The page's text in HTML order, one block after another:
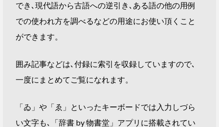
でき､現代語から古語への逆引き､ある語の他の用例
での使われ方を調べるなどの用途にお使い頂くこと
ができます。
囲み記事などは､付録に索引を収録していますので､
一度にまとめてご覧になれます。
「ゐ」や「ゑ」といったキーボードでは入力しづら
い文字も､「辞書 by 物書堂」アプリに搭載されてい